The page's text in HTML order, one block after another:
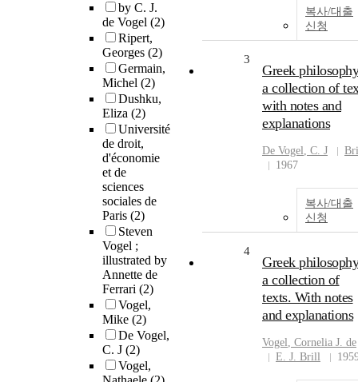
by C. J.
de Vogel (2)
Ripert,
Georges (2)
Germain,
Michel (2)
Dushku,
Eliza (2)
Université
de droit,
d'économie
et de
sciences
sociales de
Paris (2)
Steven
Vogel ;
illustrated by
Annette de
Ferrari (2)
Vogel,
Mike (2)
De Vogel,
C. J (2)
Vogel,
복사/대출
신청
3
Greek
a collection of
with notes and
explanations
De Vogel, C. J
1967
복사/대출
신청
4
Greek
a collection of
texts. With notes
and explanations
Vogel, Cornelia J. de
E. J. Brill